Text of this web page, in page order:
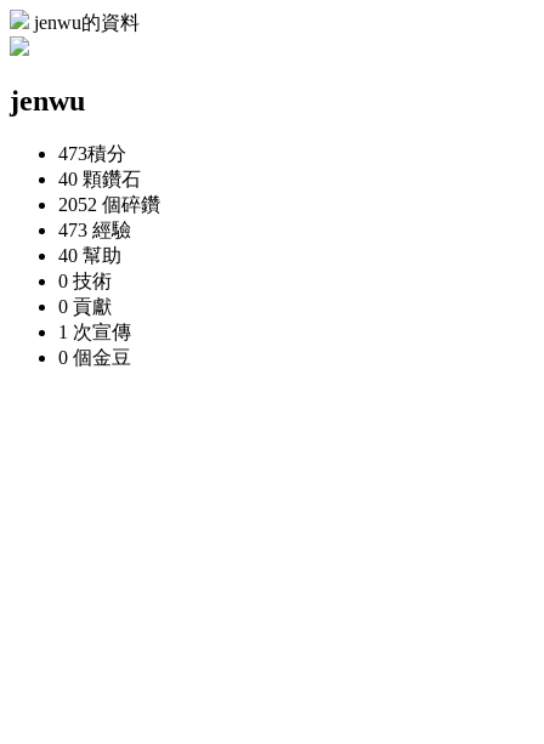
jenwu的資料
jenwu
473積分
40 顆鑽石
2052 個碎鑽
473 經驗
40 幫助
0 技術
0 貢獻
1 次宣傳
0 個金豆